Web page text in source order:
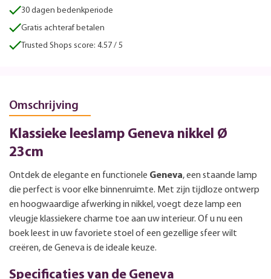
30 dagen bedenkperiode
Gratis achteraf betalen
Trusted Shops score: 4.57 / 5
Omschrijving
Klassieke leeslamp Geneva nikkel Ø
23cm
Ontdek de elegante en functionele Geneva, een staande lamp
die perfect is voor elke binnenruimte. Met zijn tijdloze ontwerp
en hoogwaardige afwerking in nikkel, voegt deze lamp een
vleugje klassiekere charme toe aan uw interieur. Of u nu een
boek leest in uw favoriete stoel of een gezellige sfeer wilt
creëren, de Geneva is de ideale keuze.
Specificaties van de Geneva